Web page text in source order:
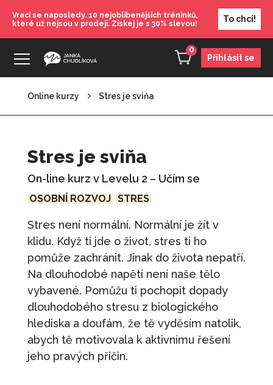
Vrací se naposledy. 10 nejoblíbenějších tréninků,
které už nejsou v prodeji. Získej je s 30% slevou!
To chci!
0
Přihlásit se
Online kurzy Stres je sviňa
Stres je sviňa
On-line kurz v Levelu 2 – Učím se
OSOBNÍ ROZVOJ STRES
Stres není normální. Normální je žít v
klidu. Když ti jde o život, stres ti ho
pomůže zachránit. Jinak do života nepatří.
Na dlouhodobé napětí není naše tělo
vybavené. Pomůžu ti pochopit dopady
dlouhodobého stresu z biologického
hlediska a doufám, že tě vyděsím natolik,
abych tě motivovala k aktivnímu řešení
jeho pravých příčin.
490
skutečně odpočívat
490Kč
Karta: Srpen - Kreativita
100Kč
Jak (se) dobře vychovat
490Kč + PŘIDAT
Prodej svůj nápad
1 090
PŘIDAT
Karta: Říjen - Sebevědomí